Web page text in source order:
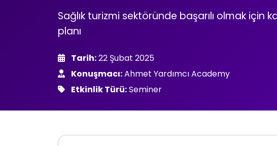
Sağlık turizmi sektöründe başarılı olmak için
planı
Tarih:22 Şubat 2025
Konuşmacı:Ahmet Yardımcı Academy
Etkinlik Türü:Seminer